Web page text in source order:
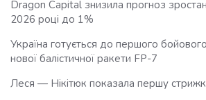
Dragon Capital знизила прогноз
2026 році до 1%
Україна готується до першого
нової балістичної ракети FP-7
Леся — Нікітюк показала першу